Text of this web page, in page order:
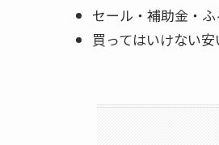
セール・補助金・
買ってはいけない